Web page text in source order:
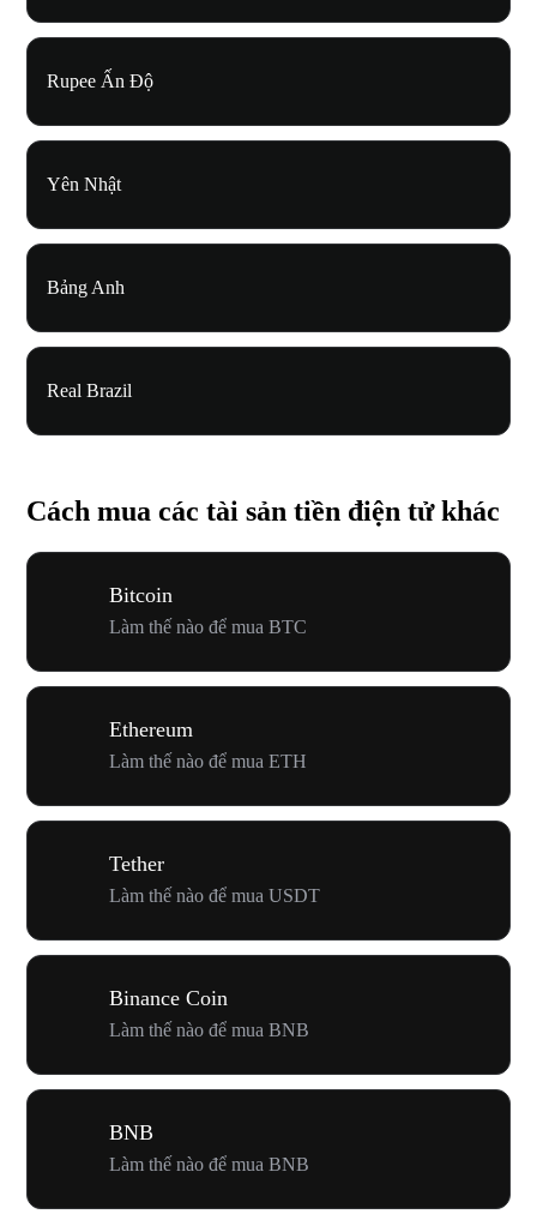
Rupee Ấn Độ
Yên Nhật
Bảng Anh
Real Brazil
Cách mua các tài sản tiền điện tử khác
Bitcoin
Làm thế nào để mua BTC
Ethereum
Làm thế nào để mua ETH
Tether
Làm thế nào để mua USDT
Binance Coin
Làm thế nào để mua BNB
BNB
Làm thế nào để mua BNB